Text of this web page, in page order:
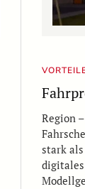
Region
stark